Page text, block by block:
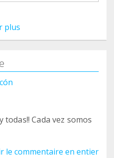
plus
Cada vez somos
le commentaire en entier